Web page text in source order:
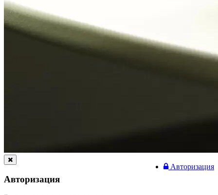
Авторизация
Авторизация